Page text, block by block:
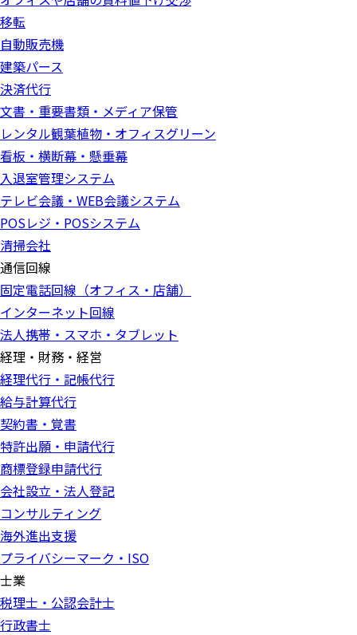
移転
自動販売機
建築パース
決済代行
文書・重要書類・メディア保管
レンタル観葉植物・オフィスグリーン
看板・横断幕・懸垂幕
入退室管理システム
テレビ会議・WEB会議システム
POSレジ・POSシステム
清掃会社
通信回線
固定電話回線（オフィス・店舗）
インターネット回線
法人携帯・スマホ・タブレット
経理・財務・経営
経理代行・記帳代行
給与計算代行
契約書・覚書
特許出願・申請代行
商標登録申請代行
会社設立・法人登記
コンサルティング
海外進出支援
プライバシーマーク・ISO
士業
税理士・公認会計士
行政書士